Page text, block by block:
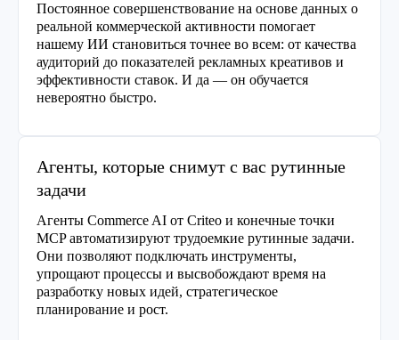
Постоянное совершенствование на основе данных о
реальной коммерческой активности помогает
нашему ИИ становиться точнее во всем: от качества
аудиторий до показателей рекламных креативов и
эффективности ставок. И да — он обучается
невероятно быстро.
Агенты, которые снимут с вас рутинные
задачи
Агенты Commerce AI от Criteo и конечные точки
MCP автоматизируют трудоемкие рутинные задачи.
Они позволяют подключать инструменты,
упрощают процессы и высвобождают время на
разработку новых идей, стратегическое
планирование и рост.